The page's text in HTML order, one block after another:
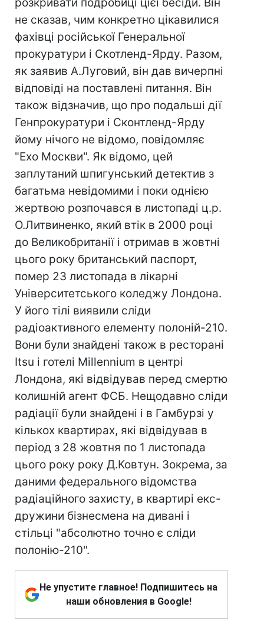
не сказав, чим конкретно цікавилися
фахівці російської Генеральної
прокуратури і Скотленд-Ярду. Разом,
як заявив А.Луговий, він дав вичерпні
відповіді на поставлені питання. Він
також відзначив, що про подальші дії
Генпрокуратури і Сконтленд-Ярду
йому нічого не відомо, повідомляє
"Ехо Москви". Як відомо, цей
заплутаний шпигунський детектив з
багатьма невідомими і поки однією
жертвою розпочався в листопаді ц.р.
О.Литвиненко, який втік в 2000 році
до Великобританії і отримав в жовтні
цього року британський паспорт,
помер 23 листопада в лікарні
Університетського коледжу Лондона.
У його тілі виявили сліди
радіоактивного елементу полоній-210.
Вони були знайдені також в ресторані
Itsu і готелі Millennium в центрі
Лондона, які відвідував перед смертю
колишній агент ФСБ. Нещодавно сліди
радіації були знайдені і в Гамбурзі у
кількох квартирах, які відвідував в
період з 28 жовтня по 1 листопада
цього року року Д.Ковтун. Зокрема, за
даними федерального відомства
радіаційного захисту, в квартирі екс-
дружини бізнесмена на дивані і
стільці "абсолютно точно є сліди
полонію-210".
Не упустите главное! Подпишитесь на
наши обновления в Google!